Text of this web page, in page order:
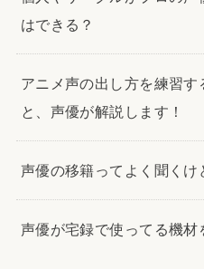
はできる？
アニメ声の出し方を練習す
と、声優が解説します！
声優の移籍ってよく聞くけ
声優が宅録で使ってる機材